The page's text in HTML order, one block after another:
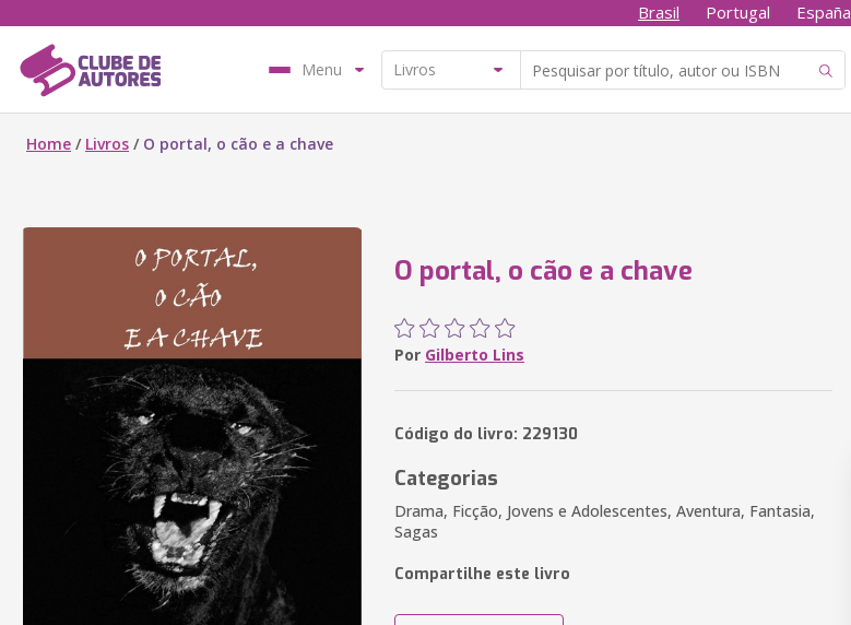
Brasil Portugal España
Menu
Home / Livros / O portal, o cão e a chave
O portal, o cão e a chave
Por Gilberto Lins
Código do livro: 229130
Categorias
Drama, Ficção, Jovens e Adolescentes, Aventura, Fantasia,
Sagas
Compartilhe este livro